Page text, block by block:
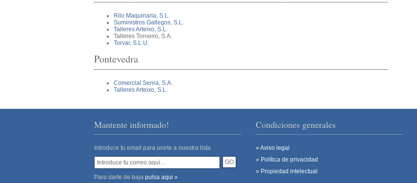
Rilo Maquinaria, S.L.
Suministros Gallegos, S.L.
Talleres Arteixo, S.L.
Talleres Torneiro, S.A.
Torvar, S.L.U.
Pontevedra
Comercial Senra, S.A.
Talleres Arteixo, S.L.
Mantente informado!
Introduce tu email para unirte a nuestra lista
Para darte de baja pulsa aqui »
Condiciones generales
» Aviso legal
» Política de privacidad
» Propiedad intelectual